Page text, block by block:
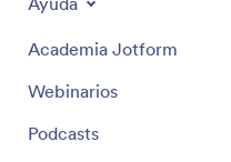
Academia Jotform
Webinarios
Podcasts